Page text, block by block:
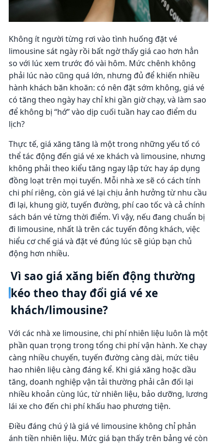
Không ít người từng rơi vào tình huống đặt vé
limousine sát ngày rồi bất ngờ thấy giá cao hơn hẳn
so với lúc xem trước đó vài hôm. Mức chênh không
phải lúc nào cũng quá lớn, nhưng đủ để khiến nhiều
hành khách băn khoăn: có nên đặt sớm không, giá vé
có tăng theo ngày hay chỉ khi gần giờ chạy, và làm sao
để không bị “hớ” vào dịp cuối tuần hay cao điểm du
lịch?
Thực tế, giá xăng tăng là một trong những yếu tố có
thể tác động đến giá vé xe khách và limousine, nhưng
không phải theo kiểu tăng ngay lập tức hay áp dụng
đồng loạt trên mọi tuyến. Mỗi nhà xe sẽ có cách tính
chi phí riêng, còn giá vé lại chịu ảnh hưởng từ nhu cầu
đi lại, khung giờ, tuyến đường, phí cao tốc và cả chính
sách bán vé từng thời điểm. Vì vậy, nếu đang chuẩn bị
đi limousine, nhất là trên các tuyến đông khách, việc
hiểu cơ chế giá và đặt vé đúng lúc sẽ giúp bạn chủ
động hơn nhiều.
Vì sao giá xăng biến động thường
kéo theo thay đổi giá vé xe
khách/limousine?
Với các nhà xe limousine, chi phí nhiên liệu luôn là một
phần quan trọng trong tổng chi phí vận hành. Xe chạy
càng nhiều chuyến, tuyến đường càng dài, mức tiêu
hao nhiên liệu càng đáng kể. Khi giá xăng hoặc dầu
tăng, doanh nghiệp vận tải thường phải cân đối lại
nhiều khoản cùng lúc, từ nhiên liệu, bảo dưỡng, lương
lái xe cho đến chi phí khấu hao phương tiện.
Điều đáng chú ý là giá vé limousine không chỉ phản
ánh tiền nhiên liệu. Mức giá bạn thấy trên bảng vé còn